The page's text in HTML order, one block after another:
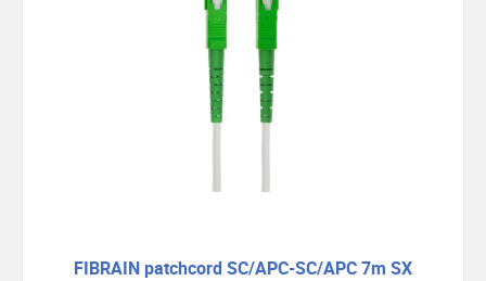
FIBRAIN patchcord SC/APC-SC/APC 7m SX